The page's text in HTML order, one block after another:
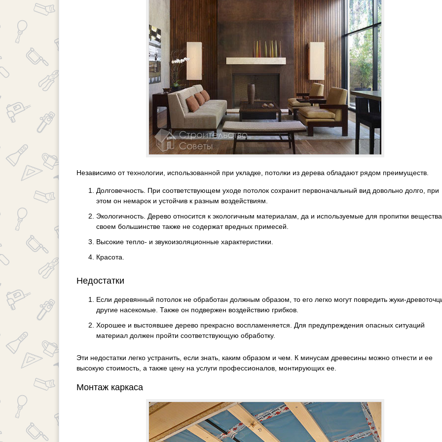
Независимо от технологии, использованной при укладке, потолки из дерева обладают рядом преимуществ.
Долговечность. При соответствующем уходе потолок сохранит первоначальный вид довольно долго, при
этом он немарок и устойчив к разным воздействиям.
Экологичность. Дерево относится к экологичным материалам, да и используемые для пропитки
своем большинстве также не содержат вредных примесей.
Высокие тепло- и звукоизоляционные характеристики.
Красота.
Недостатки
Если деревянный потолок не обработан должным образом, то его легко могут повредить жуки-
другие насекомые. Также он подвержен воздействию грибков.
Хорошее и выстоявшее дерево прекрасно воспламеняется. Для предупреждения опасных ситуаций
материал должен пройти соответствующую обработку.
Эти недостатки легко устранить, если знать, каким образом и чем. К минусам древесины можно отнести и ее
высокую стоимость, а также цену на услуги профессионалов, монтирующих ее.
Монтаж каркаса